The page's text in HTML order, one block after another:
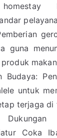
homestay
guna
Budaya:
untuk
terjaga di
Coka